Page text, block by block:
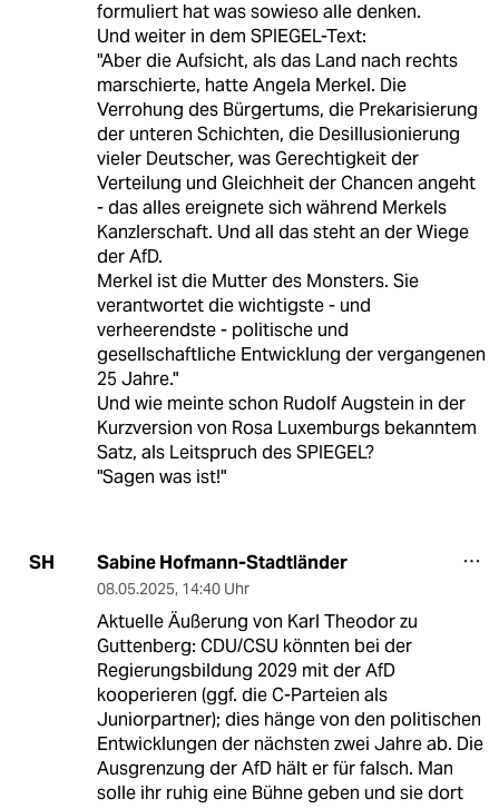
formuliert hat was sowieso alle denken.
Und weiter in dem SPIEGEL-Text:
"Aber die Aufsicht, als das Land nach rechts
marschierte, hatte Angela Merkel. Die
Verrohung des Bürgertums, die Prekarisierung
der unteren Schichten, die Desillusionierung
vieler Deutscher, was Gerechtigkeit der
Verteilung und Gleichheit der Chancen angeht
- das alles ereignete sich während Merkels
Kanzlerschaft. Und all das steht an der Wiege
der AfD.
Merkel ist die Mutter des Monsters. Sie
verantwortet die wichtigste - und
verheerendste - politische und
gesellschaftliche Entwicklung der vergangenen
25 Jahre."
Und wie meinte schon Rudolf Augstein in der
Kurzversion von Rosa Luxemburgs bekanntem
Satz, als Leitspruch des SPIEGEL?
"Sagen was ist!"
SH Sabine Hofmann-Stadtländer
08.05.2025, 14:40 Uhr
Aktuelle Äußerung von Karl Theodor zu
Guttenberg: CDU/CSU könnten bei der
Regierungsbildung 2029 mit der AfD
kooperieren (ggf. die C-Parteien als
Juniorpartner); dies hänge von den politischen
Entwicklungen der nächsten zwei Jahre ab. Die
Ausgrenzung der AfD hält er für falsch. Man
solle ihr ruhig eine Bühne geben und sie dort